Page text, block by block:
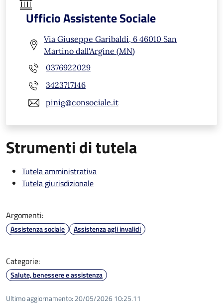
Ufficio Assistente Sociale
Via Giuseppe Garibaldi, 6 46010 San
Martino dall'Argine (MN)
0376922029
3423717146
pinig@consociale.it
Strumenti di tutela
Tutela amministrativa
Tutela giurisdizionale
Argomenti:
Assistenza sociale Assistenza agli invalidi
Categorie:
Salute, benessere e assistenza
Ultimo aggiornamento: 20/05/2026 10:25.11